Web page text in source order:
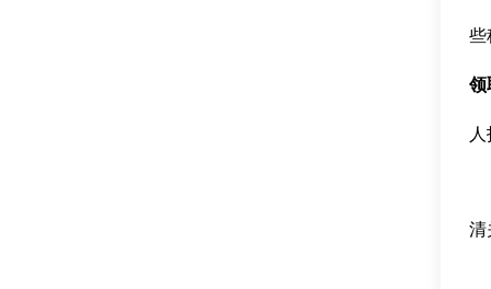
些
领
人
清